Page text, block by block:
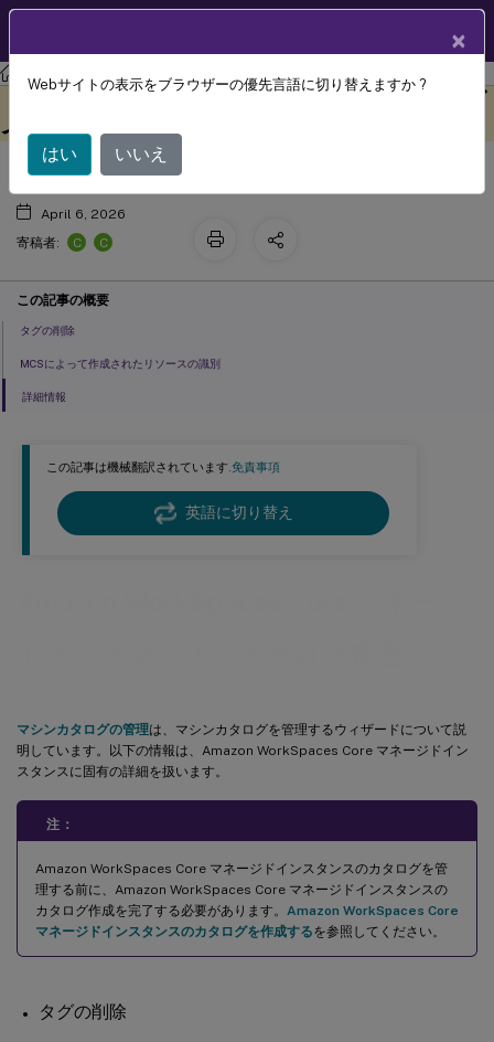
Citrix Virtual Apps and Desktops7 2511
この記事は機械翻訳されています.免責事項
英語に切り替え
マシンカタログの管理は、マシンカタログを管理するウィザードについて説
明しています。以下の情報は、Amazon WorkSpaces Core マネージドイン
スタンスに固有の詳細を扱います。
注：
Amazon WorkSpaces Core マネージドインスタンスのカタログを管
理する前に、Amazon WorkSpaces Core マネージドインスタンスの
カタログ作成を完了する必要があります。 Amazon WorkSpaces Core
マネージドインスタンスのカタログを作成するを参照してください。
タグの削除
Amazon WorkSpaces Core マネージド
インスタンスのカタログ管理
April 6, 2026
寄稿者:
C C
この記事の概要
タグの削除
MCSによって作成されたリソースの識別
詳細情報
×
Webサイトの表示をブラウザーの優先言語に切り替えますか ?
はい いいえ